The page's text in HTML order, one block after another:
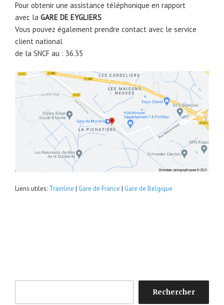
Pour obtenir une assistance téléphonique en rapport
avec la GARE DE EYGLIERS
Vous pouvez également prendre contact avec le service
client national
de la SNCF au : 36.35
Liens utiles: Trainline | Gare de France | Gare de Belgique
Rechercher